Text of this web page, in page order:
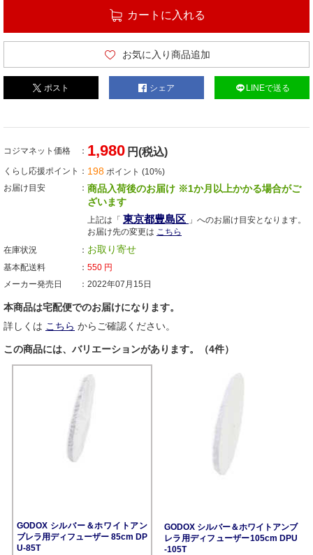
カートに入れる
お気に入り商品追加
ポスト シェア LINEで送る
コジマネット価格 1,980 円(税込)
くらし応援ポイント 198 ポイント (10%)
お届け目安
商品入荷後のお届け ※1か月以上かかる場合がご
ざいます
上記は「 東京都豊島区 」へのお届け目安となります。
お届け先の変更は こちら
在庫状況
お取り寄せ
基本配送料 550 円
メーカー発売日
2022年07月15日
本商品は宅配便でのお届けになります。
詳しくは こちら からご確認ください。
この商品には、バリエーションがあります。（4件）
GODOX シルバー＆ホワイトアン
ブレラ用ディフューザー 85cm DP
U-85T
GODOX シルバー＆ホワイトアンブ
レラ用ディフューザー105cm DPU
-105T